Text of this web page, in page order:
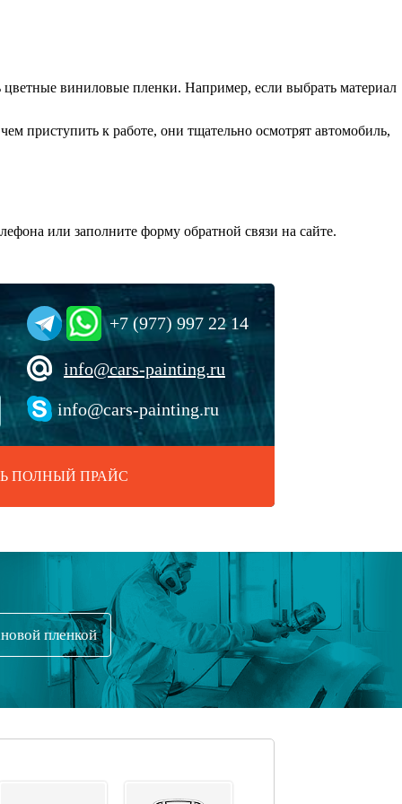
виниловые пленки. Например, если выбрать материал
приступить к работе, они тщательно осмотрят автомобиль,
или заполните форму обратной связи на сайте.
+7 (977) 997 22 14
info@cars-painting.ru
info@cars-painting.ru
ПОЛНЫЙ ПРАЙС
пленкой